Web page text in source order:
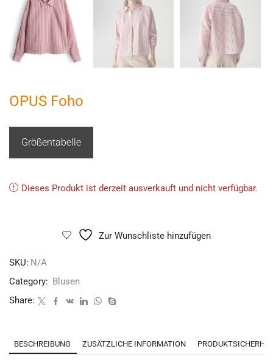
OPUS Foho
Größentabelle
Dieses Produkt ist derzeit ausverkauft und nicht verfügbar.
Zur Wunschliste hinzufügen
SKU: N/A
Category: Blusen
Share:
BESCHREIBUNG ZUSÄTZLICHE INFORMATION